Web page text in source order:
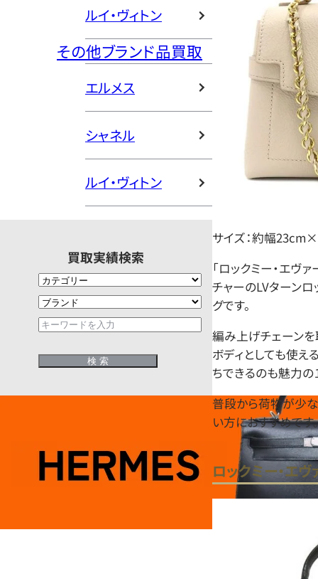
ルイ・ヴィトン
その他ブランド品買取
エルメス
シャネル
ルイ・ヴィトン
買取実績検索
サイズ：約幅
「ロックミー・エヴ
チャーのLVターン
グです。
編み上げチェーンを
ボディとしても使え
ちできるのも魅力の
普段から荷物が少
い方におすすめです
ロックミー・エ